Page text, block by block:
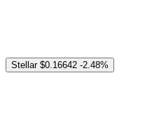
Stellar $0.16642 -2.48%